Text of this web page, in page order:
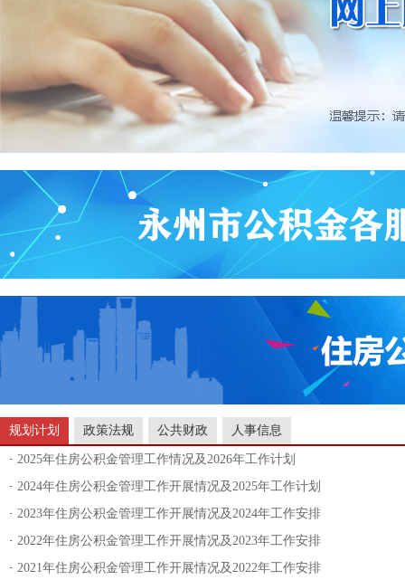
规划计划 政策法规 公共财政 人事信息
· 2025年住房公积金管理工作情况及2026年工作计划
· 2024年住房公积金管理工作开展情况及2025年工作计划
· 2023年住房公积金管理工作开展情况及2024年工作安排
· 2022年住房公积金管理工作开展情况及2023年工作安排
· 2021年住房公积金管理工作开展情况及2022年工作安排